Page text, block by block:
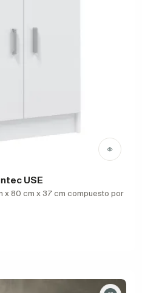
USE
x 80 cm x 37 cm compuesto por